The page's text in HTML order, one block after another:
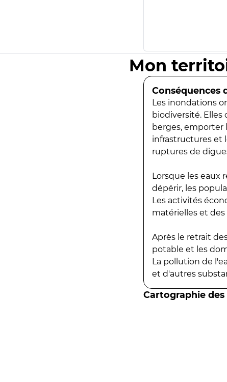
Mon
Conséquences
Les inondations
biodiversité.
berges, emporter
infrastructures et
ruptures de
Lorsque les eaux
dépérir, les
Les activités
matérielles et
Après le retrait
potable et les
La pollution de
et d'autres
Cartographie